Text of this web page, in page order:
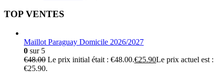
TOP VENTES
Maillot Paraguay Domicile 2026/2027
0 sur 5
€48.00 Le prix initial était : €48.00.€25.90Le prix actuel est :
€25.90.